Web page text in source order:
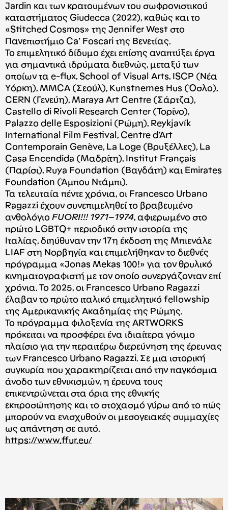
Jardin και των κρατουμένων του σωφρονιστικού
καταστήματος Giudecca (2022), καθώς και το
«Stitched Cosmos» της Jennifer West στο
Πανεπιστήμιο Ca’ Foscari της Βενετίας.
Το επιμελητικό δίδυμο έχει επίσης αναπτύξει έργα
για σημαντικά ιδρύματα διεθνώς, μεταξύ των
οποίων τα e-flux, School of Visual Arts, ISCP (Νέα
Υόρκη), MMCA (Σεούλ), Kunstnernes Hus (Όσλο),
CERN (Γενεύη), Maraya Art Centre (Σάρτζα),
Castello di Rivoli Research Center (Τορίνο),
Palazzo delle Esposizioni (Ρώμη), Reykjavík
International Film Festival, Centre d’Art
Contemporain Genève, La Loge (Βρυξέλλες), La
Casa Encendida (Μαδρίτη), Institut Français
(Παρίσι), Ruya Foundation (Βαγδάτη) και Emirates
Foundation (Άμπου Ντάμπι).
Τα τελευταία πέντε χρόνια, οι Francesco Urbano
Ragazzi έχουν συνεπιμεληθεί το βραβευμένο
ανθολόγιο FUORI!!! 1971–1974, αφιερωμένο στο
πρώτο LGBTQ+ περιοδικό στην ιστορία της
Ιταλίας, διηύθυναν την 17η έκδοση της Μπιενάλε
LIAF στη Νορβηγία και επιμελήθηκαν το διεθνές
πρόγραμμα «Jonas Mekas 100!» για τον θρυλικό
κινηματογραφιστή με τον οποίο συνεργάζονταν επί
χρόνια. Το 2025, οι Francesco Urbano Ragazzi
έλαβαν το πρώτο ιταλικό επιμελητικό fellowship
της Αμερικανικής Ακαδημίας της Ρώμης.
Το πρόγραμμα φιλοξενία της ARTWORKS
πρόκειται να προσφέρει ένα ιδιαίτερα γόνιμο
πλαίσιο για την περαιτέρω διερεύνηση της έρευνας
των Francesco Urbano Ragazzi. Σε μια ιστορική
συγκυρία που χαρακτηρίζεται από την παγκόσμια
άνοδο των εθνικισμών, η έρευνα τους
επικεντρώνεται στα όρια της εθνικής
εκπροσώπησης και το στοχασμό γύρω από το πώς
μπορούν να ενισχυθούν οι μεσογειακές συμμαχίες
ως απάντηση σε αυτό.
https://www.ffur.eu/